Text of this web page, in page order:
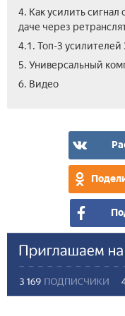
4. Как усилить сигнал
даче через
4.1. Топ-3 усилителей
5. Универсальный
6. Видео